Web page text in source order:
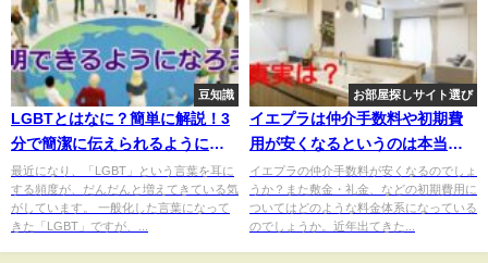
豆知識
LGBTとはなに？簡単に解説！3
分で簡潔に伝えられるようにな
る
最近になり、「LGBT」という言葉を耳に
する頻度が、だんだんと増えてきている気
がしています。 一般化した言葉になって
きた「LGBT」ですが、...
お部屋探しサイト選び
イエプラは仲介手数料や初期費
用が安くなるというのは本当？
その真実は？
イエプラの仲介手数料が安くなるのでしょ
うか？また敷金・礼金、などの初期費用に
ついてはどのような料金体系になっている
のでしょうか。近年出てきた...